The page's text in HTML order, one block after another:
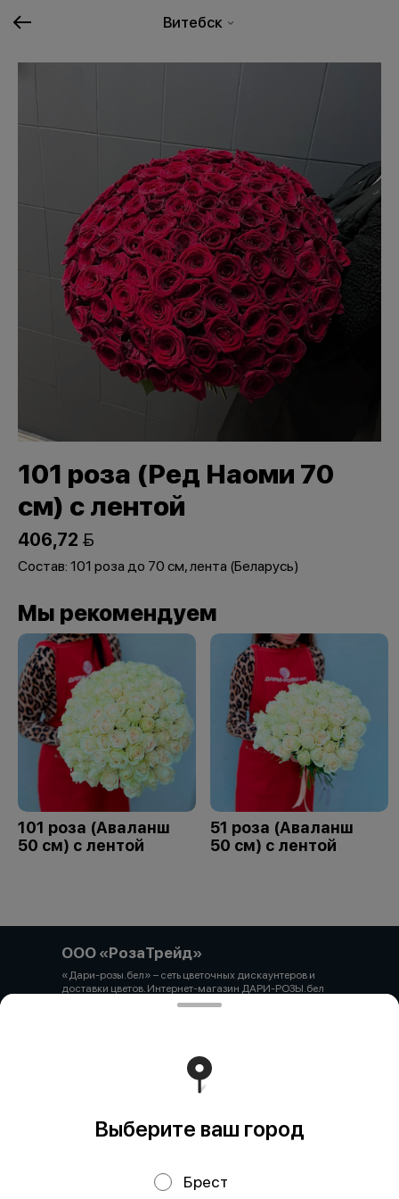
Витебск
101 роза (Ред Наоми 70
см) с лентой
406,72 
Состав: 101 роза до 70 см, лента (Беларусь)
Мы рекомендуем
101 роза (Аваланш
50 см) с лентой
51 роза (Аваланш
50 см) с лентой
ООО «РозаТрейд»
«Дари-розы.бел» – сеть цветочных дискаунтеров и
доставки цветов. Интернет-магазин ДАРИ-РОЗЫ.бел
зарегистрирован 06.12.2021 № 524431 в Торговом
выдано администрацией Первомайского района г.
Витебска от 12.10.2021 УНП 391926869 Мы принимаем
онлайн оплату. ВНИМАНИЕ перед оплатой уточняйте
наличие товара у менеджера.
Выберите ваш город
Брест